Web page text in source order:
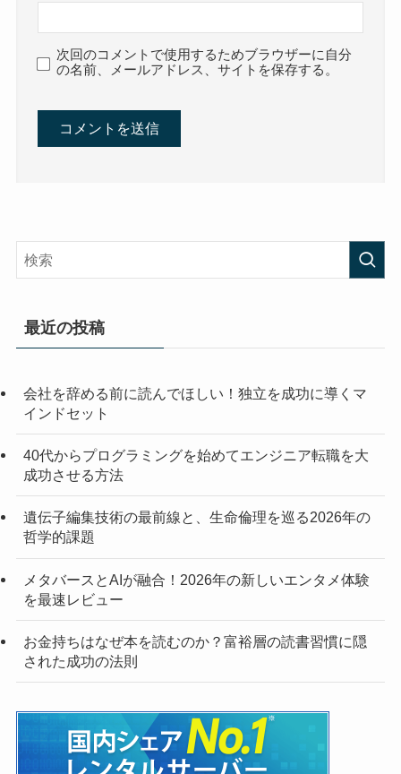
次回のコメントで使用するためブラウザーに自分
の名前、メールアドレス、サイトを保存する。
最近の投稿
会社を辞める前に読んでほしい！独立を成功に導くマ
インドセット
40代からプログラミングを始めてエンジニア転職を大
成功させる方法
遺伝子編集技術の最前線と、生命倫理を巡る2026年の
哲学的課題
メタバースとAIが融合！2026年の新しいエンタメ体験
を最速レビュー
お金持ちはなぜ本を読むのか？富裕層の読書習慣に隠
された成功の法則